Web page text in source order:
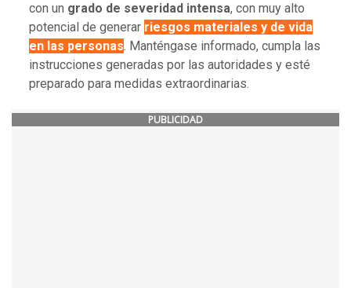
con un grado de severidad intensa, con muy alto
potencial de generar riesgos materiales y de vida
en las personas. Manténgase informado, cumpla las
instrucciones generadas por las autoridades y esté
preparado para medidas extraordinarias.
PUBLICIDAD